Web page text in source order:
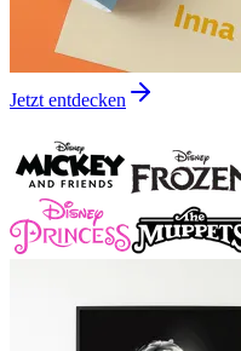
Jetzt entdecken